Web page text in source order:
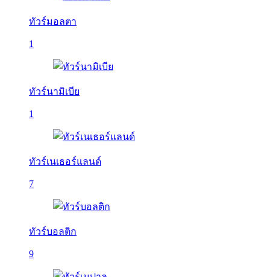
ทัวร์มอลตา
1
ทัวร์นามิเบีย
1
ทัวร์เนเธอร์แลนด์
7
ทัวร์บอลติก
9